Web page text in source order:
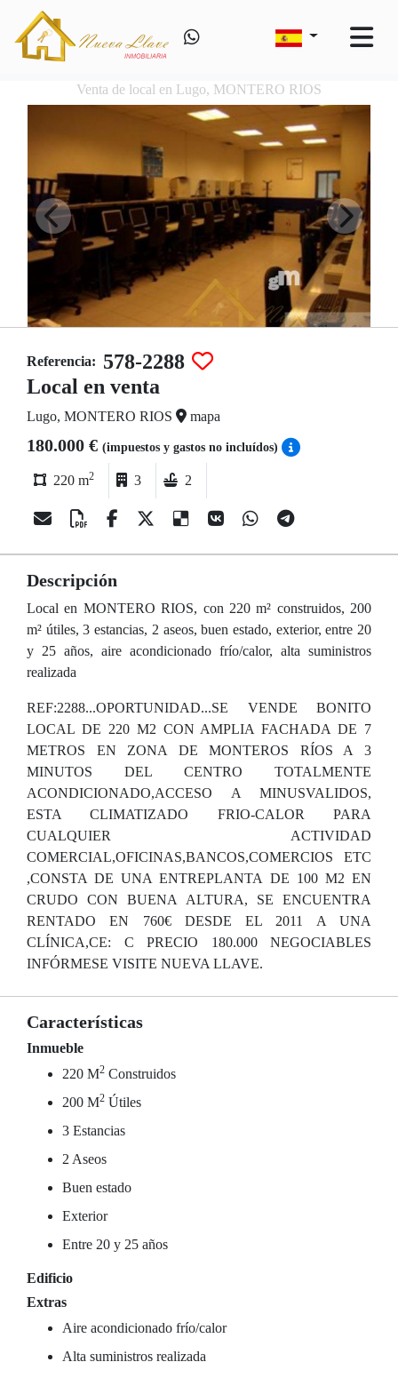
Venta de local en Lugo, MONTERO RIOS
Referencia: 578-2288
Local en venta
Lugo, MONTERO RIOS mapa
180.000 € (impuestos y gastos no incluídos)
220 m2 3 2
Descripción
Local en MONTERO RIOS, con 220 m² construidos, 200
m² útiles, 3 estancias, 2 aseos, buen estado, exterior, entre 20
y 25 años, aire acondicionado frío/calor, alta suministros
realizada
REF:2288...OPORTUNIDAD...SE VENDE BONITO
LOCAL DE 220 M2 CON AMPLIA FACHADA DE 7
METROS EN ZONA DE MONTEROS RÍOS A 3
MINUTOS DEL CENTRO TOTALMENTE
ACONDICIONADO,ACCESO A MINUSVALIDOS,
ESTA CLIMATIZADO FRIO-CALOR PARA
CUALQUIER ACTIVIDAD
COMERCIAL,OFICINAS,BANCOS,COMERCIOS ETC
,CONSTA DE UNA ENTREPLANTA DE 100 M2 EN
CRUDO CON BUENA ALTURA, SE ENCUENTRA
RENTADO EN 760€ DESDE EL 2011 A UNA
CLÍNICA,CE: C PRECIO 180.000 NEGOCIABLES
INFÓRMESE VISITE NUEVA LLAVE.
Características
Inmueble
220 M2 Construidos
200 M2 Útiles
3 Estancias
2 Aseos
Buen estado
Exterior
Entre 20 y 25 años
Edificio
Extras
Aire acondicionado frío/calor
Alta suministros realizada